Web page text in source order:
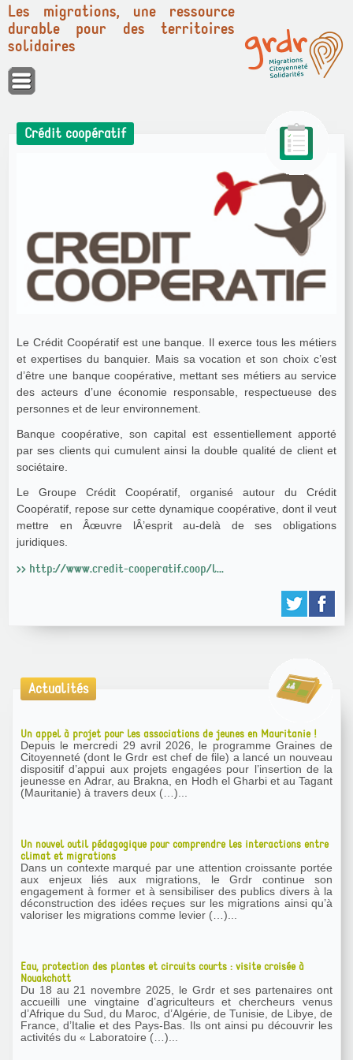
Panneau de gestion des cookies
Les migrations, une ressource
durable pour des territoires
solidaires
Crédit coopératif
Le Crédit Coopératif est une banque. Il exerce tous les métiers
et expertises du banquier. Mais sa vocation et son choix c’est
d’être une banque coopérative, mettant ses métiers au service
des acteurs d’une économie responsable, respectueuse des
personnes et de leur environnement.
Banque coopérative, son capital est essentiellement apporté
par ses clients qui cumulent ainsi la double qualité de client et
sociétaire.
Le Groupe Crédit Coopératif, organisé autour du Crédit
Coopératif, repose sur cette dynamique coopérative, dont il veut
mettre en Âœuvre lÂ’esprit au-delà de ses obligations
juridiques.
>> http://www.credit-cooperatif.coop/l...
Actualités
Un appel à projet pour les associations de jeunes en Mauritanie !
Depuis le mercredi 29 avril 2026, le programme Graines de
Citoyenneté (dont le Grdr est chef de file) a lancé un nouveau
dispositif d’appui aux projets engagées pour l’insertion de la
jeunesse en Adrar, au Brakna, en Hodh el Gharbi et au Tagant
(Mauritanie) à travers deux (…)...
Un nouvel outil pédagogique pour comprendre les interactions entre
climat et migrations
Dans un contexte marqué par une attention croissante portée
aux enjeux liés aux migrations, le Grdr continue son
engagement à former et à sensibiliser des publics divers à la
déconstruction des idées reçues sur les migrations ainsi qu’à
valoriser les migrations comme levier (…)...
Eau, protection des plantes et circuits courts : visite croisée à
Nouakchott
Du 18 au 21 novembre 2025, le Grdr et ses partenaires ont
accueilli une vingtaine d’agriculteurs et chercheurs venus
d’Afrique du Sud, du Maroc, d’Algérie, de Tunisie, de Libye, de
France, d’Italie et des Pays-Bas. Ils ont ainsi pu découvrir les
activités du « Laboratoire (…)...